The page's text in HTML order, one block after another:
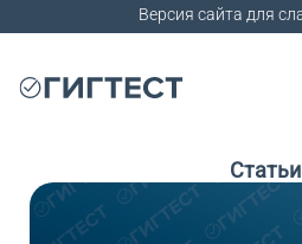
Версия сайта для
Статьи